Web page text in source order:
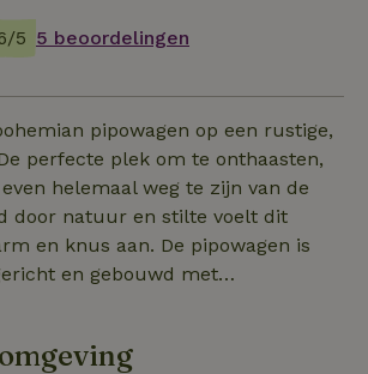
5 5 beoordelingen
pipowagen op een rustige,
perfecte plek om te onthaasten,
helemaal weg te zijn van de
door natuur en stilte voelt dit
aan. De pipowagen is
en gebouwd met
wat zorgt voor een unieke
plug & play is: één knop en hij